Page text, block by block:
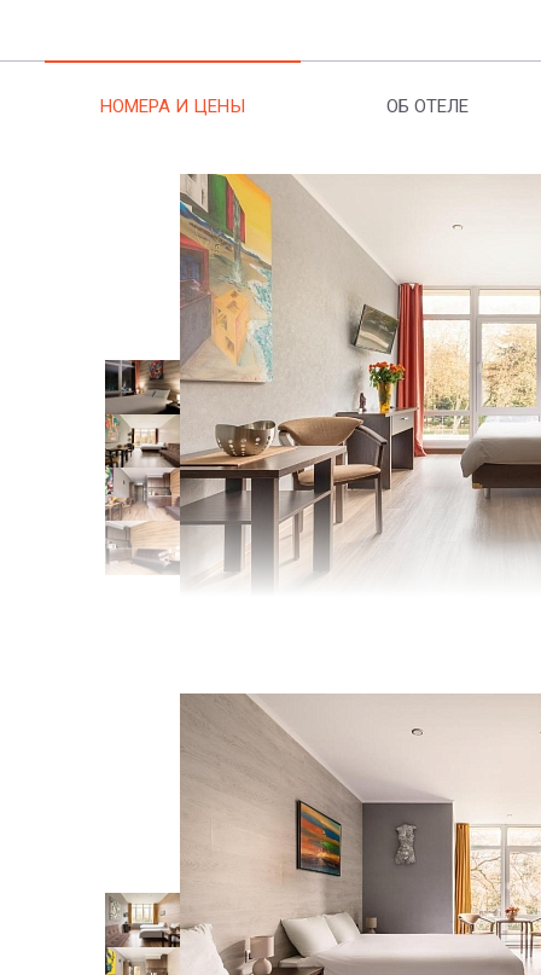
НОМЕРА И ЦЕНЫ ОБ ОТЕЛЕ